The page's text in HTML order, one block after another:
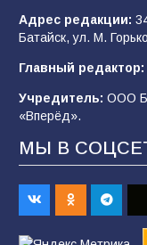
строительные
спортивного
92
Батайским
Адрес редакции:
Батайск, ул. М.
Главный редактор:
Учредитель: ООО
«Вперёд».
МЫ В